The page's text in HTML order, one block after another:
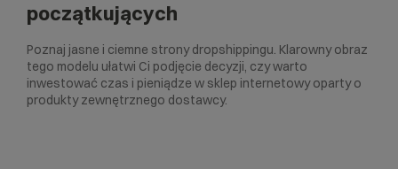
początkujących
Poznaj jasne i ciemne strony dropshippingu. Klarowny obraz
tego modelu ułatwi Ci podjęcie decyzji, czy warto
inwestować czas i pieniądze w sklep internetowy oparty o
produkty zewnętrznego dostawcy.